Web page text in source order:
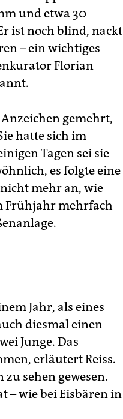
und etwa 30
ist noch blind, nackt
– ein wichtiges
Florian
gemehrt,
hatte sich im
Tagen sei sie
es folgte eine
mehr an, wie
Frühjahr mehrfach
Jahr, als eines
diesmal einen
Junge. Das
erläutert Reiss.
sehen gewesen.
– wie bei Eisbären in